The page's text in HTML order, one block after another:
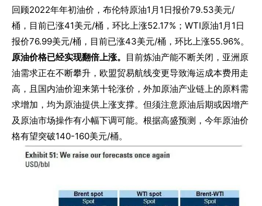
回顾2022年年初油价，布伦特原油1月1日报价79.53美元/
桶，目前已涨41美元/桶，环比上涨52.17%；WTI原油1月1日
报价76.99美元/桶，目前已涨43美元/桶，环比上涨55.96%。
原油价格已经实现翻倍上涨。 目前炼油产能不断关闭，亚洲原
油需求正在不断攀升，欧盟贸易航线变更导致海运成本费用走
高，且国内油价迎来第十轮涨价，外加原油产业链上的原料需
求增加，均为原油提供上涨支撑。但须注意原油后期或因增产
及原油市场操作有小幅下调可能。根据高盛预测，今年原油价
格有望突破140-160美元/桶。